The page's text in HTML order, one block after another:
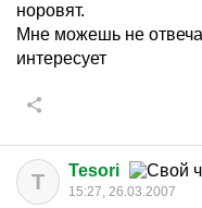
норовят.
Мне можешь не
интересует
T Tesori
15:27, 26.03.2007